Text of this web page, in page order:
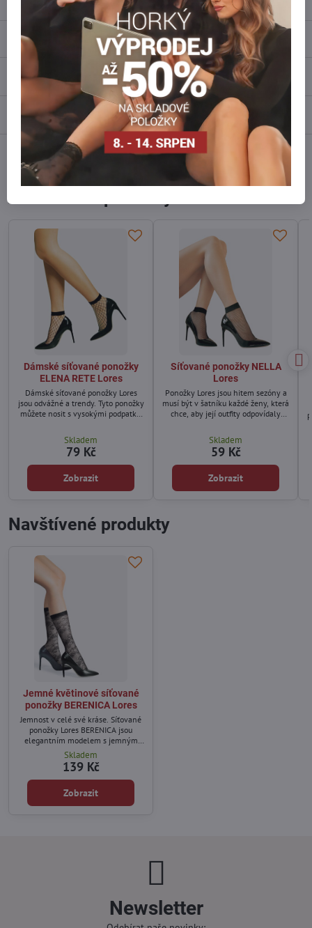
Popis
Recenze
Diskuse 0
Facebook Reddit WhatsApp
Alternativní produkty
Dámské síťované ponožky
ELENA RETE Lores
Dámské síťované ponožky Lores
jsou odvážné a trendy. Tyto ponožky
můžete nosit s vysokými podpatky,
rande.
Skladem
79 Kč
Zobrazit
Síťované ponožky NELLA
Lores
Ponožky Lores jsou hitem sezóny a
musí být v šatníku každé ženy, která
chce, aby její outfity odpovídaly
Skladem
59 Kč
Zobrazit
Navštívené produkty
Jemné květinové síťované
ponožky BERENICA Lores
Jemnost v celé své kráse. Síťované
ponožky Lores BERENICA jsou
elegantním modelem s jemným
květinovým motivem, který dodá
šik každodennímu i večernímu
stylu.
Skladem
139 Kč
Zobrazit
Newsletter